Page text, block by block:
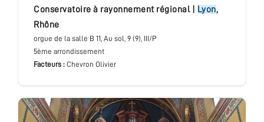
conservatoire à rayonnement régional| Lyon,
Rhône
orgue de la salle B 11, Au sol , 9 (9), III/P
5ème arrondissement
Facteurs : Chevron Olivier